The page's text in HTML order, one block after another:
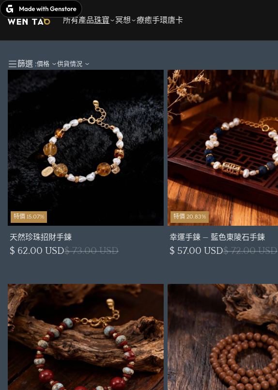
跳
至
容
所有產品珠寶 冥想 療癒手環唐卡
篩選 :價格 供貨情況
特價 15.07%
天然珍珠招財手鍊
$ 62.00 USD$ 73.00 USD
特價 20.83%
幸運手鍊 — 藍色東陵石手鍊
$ 57.00 USD$ 72.00 USD